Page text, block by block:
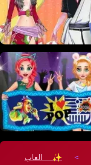
>
✨ العاب